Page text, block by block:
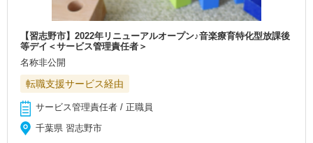
【習志野市】2022年リニューアルオープン♪音楽療育特化型放課後
等デイ＜サービス管理責任者＞
名称非公開
転職支援サービス経由
サービス管理責任者 / 正職員
千葉県 習志野市